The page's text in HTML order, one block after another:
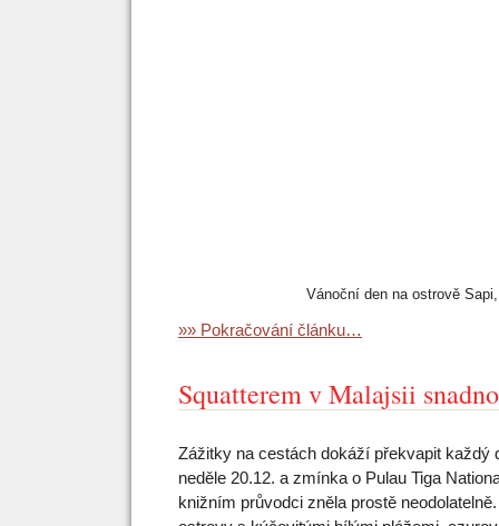
Vánoční den na ostrově
»» Pokračování článku…
Squatterem v Malajsii
Zážitky na cestách dokáží překvapit každý
neděle 20.12. a zmínka o Pulau Tiga
knižním průvodci zněla prostě